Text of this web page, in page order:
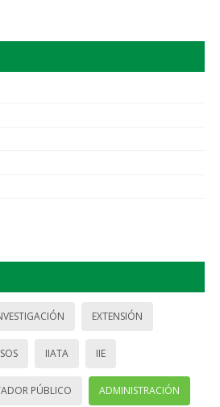
EXTENSIÓN
IIATA IIE
PÚBLICO ADMINISTRACIÓN